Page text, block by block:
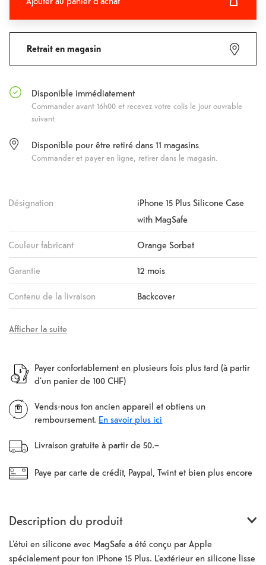
Retrait en magasin
Disponible immédiatement
Commander avant 16h00 et recevez votre colis le jour ouvrable
suivant.
Disponible pour être retiré dans 11 magasins
Commander et payer en ligne, retirer dans le magasin.
Désignation
iPhone 15 Plus Silicone Case
with MagSafe
Couleur fabricant Orange Sorbet
Garantie 12 mois
Contenu de la livraison Backcover
Afficher la suite
Payer confortablement en plusieurs fois plus tard (à partir
d'un panier de 100 CHF)
Vends-nous ton ancien appareil et obtiens un
remboursement. En savoir plus ici
Livraison gratuite à partir de 50.–
Paye par carte de crédit, Paypal, Twint et bien plus encore
Description du produit
L'étui en silicone avec MagSafe a été conçu par Apple
spécialement pour ton iPhone 15 Plus. L'extérieur en silicone lisse